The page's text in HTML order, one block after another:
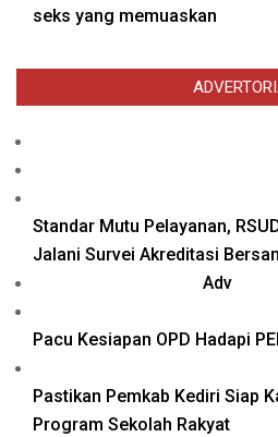
seks yang memuaskan
Standar Mutu Pelayanan,
Jalani Survei Akreditasi
Adv
Pacu Kesiapan OPD Hadapi
Pastikan Pemkab Kediri Siap
Program Sekolah Rakyat